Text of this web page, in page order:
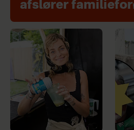
afslører